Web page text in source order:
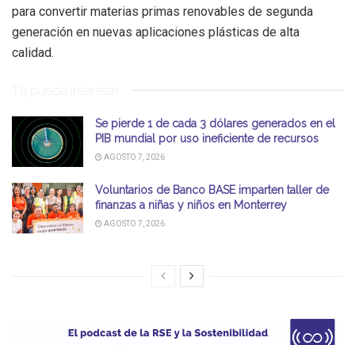
para convertir materias primas renovables de segunda
generación en nuevas aplicaciones plásticas de alta
calidad.
Te puede interesar
Se pierde 1 de cada 3 dólares generados en el
PIB mundial por uso ineficiente de recursos
AGOSTO 7, 2026
Voluntarios de Banco BASE imparten taller de
finanzas a niñas y niños en Monterrey
AGOSTO 7, 2026